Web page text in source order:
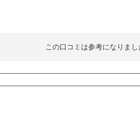
この口コミは参考になりまし